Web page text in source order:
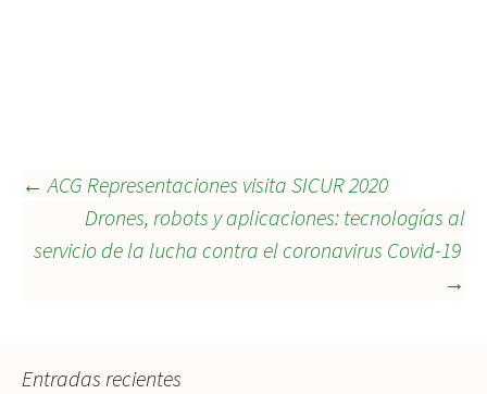
Navegación
de
← ACG Representaciones visita SICUR 2020
Drones, robots y aplicaciones: tecnologías al
servicio de la lucha contra el coronavirus Covid-19
→
Entradas recientes